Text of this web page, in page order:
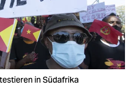
in Südafrika